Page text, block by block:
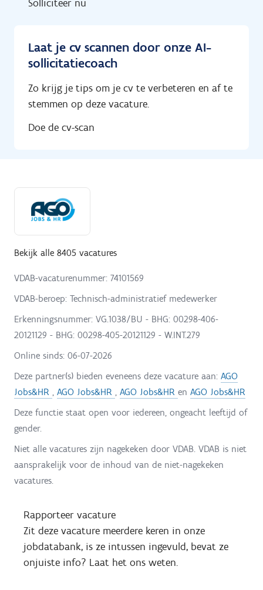
Solliciteer nu
Laat je cv scannen door onze AI-
sollicitatiecoach
Zo krijg je tips om je cv te verbeteren en af te
stemmen op deze vacature.
Doe de cv-scan
Bekijk alle 8405 vacatures
VDAB-vacaturenummer: 74101569
VDAB-beroep: Technisch-administratief medewerker
Erkenningsnummer: VG.1038/BU - BHG: 00298-406-
20121129 - BHG: 00298-405-20121129 - W.INT.279
Online sinds: 06-07-2026
Deze partner(s) bieden eveneens deze vacature aan: AGO
Jobs&HR , AGO Jobs&HR , AGO Jobs&HR en AGO Jobs&HR
Deze functie staat open voor iedereen, ongeacht leeftijd of
gender.
Niet alle vacatures zijn nagekeken door VDAB. VDAB is niet
aansprakelijk voor de inhoud van de niet-nagekeken
vacatures.
Rapporteer vacature
Zit deze vacature meerdere keren in onze
jobdatabank, is ze intussen ingevuld, bevat ze
onjuiste info? Laat het ons weten.